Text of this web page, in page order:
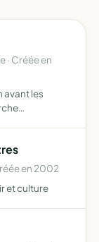
· Créée en
avant les
en 2002
et culture